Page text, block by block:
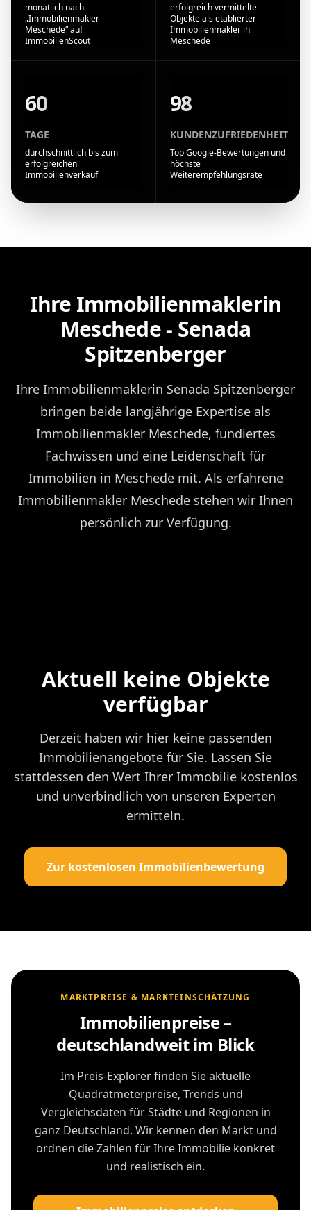
monatlich nach
„Immobilienmakler
Meschede“ auf
ImmobilienScout
erfolgreich vermittelte
Objekte als etablierter
Immobilienmakler in
Meschede
60
TAGE
durchschnittlich bis zum
erfolgreichen
Immobilienverkauf
98
KUNDENZUFRIEDENHEIT
Top Google-Bewertungen und
höchste
Weiterempfehlungsrate
Ihre Immobilienmaklerin
Meschede - Senada
Spitzenberger
Ihre Immobilienmaklerin Senada Spitzenberger
bringen beide langjährige Expertise als
Immobilienmakler Meschede, fundiertes
Fachwissen und eine Leidenschaft für
Immobilien in Meschede mit. Als erfahrene
Immobilienmakler Meschede stehen wir Ihnen
persönlich zur Verfügung.
Aktuell keine Objekte
verfügbar
Derzeit haben wir hier keine passenden
Immobilienangebote für Sie. Lassen Sie
stattdessen den Wert Ihrer Immobilie kostenlos
und unverbindlich von unseren Experten
ermitteln.
Zur kostenlosen Immobilienbewertung
MARKTPREISE & MARKTEINSCHÄTZUNG
Immobilienpreise –
deutschlandweit im Blick
Im Preis-Explorer finden Sie aktuelle
Quadratmeterpreise, Trends und
Vergleichsdaten für Städte und Regionen in
ganz Deutschland. Wir kennen den Markt und
ordnen die Zahlen für Ihre Immobilie konkret
und realistisch ein.